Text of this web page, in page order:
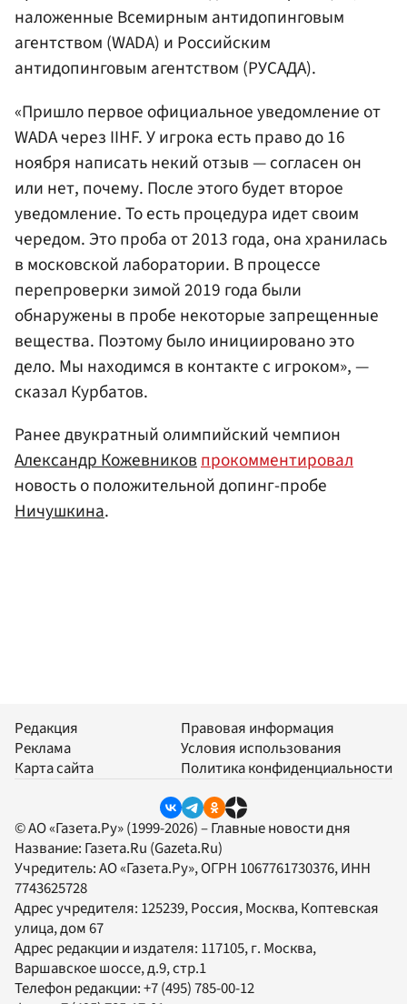
наложенные Всемирным антидопинговым
агентством (WADA) и Российским
антидопинговым агентством (РУСАДА).
«Пришло первое официальное уведомление от
WADA через IIHF. У игрока есть право до 16
ноября написать некий отзыв — согласен он
или нет, почему. После этого будет второе
уведомление. То есть процедура идет своим
чередом. Это проба от 2013 года, она хранилась
в московской лаборатории. В процессе
перепроверки зимой 2019 года были
обнаружены в пробе некоторые запрещенные
вещества. Поэтому было инициировано это
дело. Мы находимся в контакте с игроком», —
сказал Курбатов.
Ранее двукратный олимпийский чемпион
Александр Кожевниковпрокомментировал
новость о положительной допинг-пробе
Ничушкина.
Редакция
Реклама
Карта сайта
Правовая информация
Условия использования
Политика конфиденциальности
© АО «Газета.Ру» (1999-2026) – Главные новости дня
Название: Газета.Ru (Gazeta.Ru)
Учредитель:АО «Газета.Ру», ОГРН 1067761730376, ИНН
7743625728
Адрес учредителя: 125239, Россия, Москва, Коптевская
улица, дом 67
Адрес редакции и издателя: 117105, г. Москва,
Варшавское шоссе, д.9, стр.1
Телефон редакции:+7 (495) 785-00-12